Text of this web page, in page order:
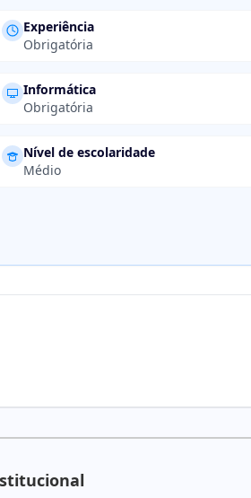
Experiência
Obrigatória
Informática
Obrigatória
Nível de escolaridade
Médio